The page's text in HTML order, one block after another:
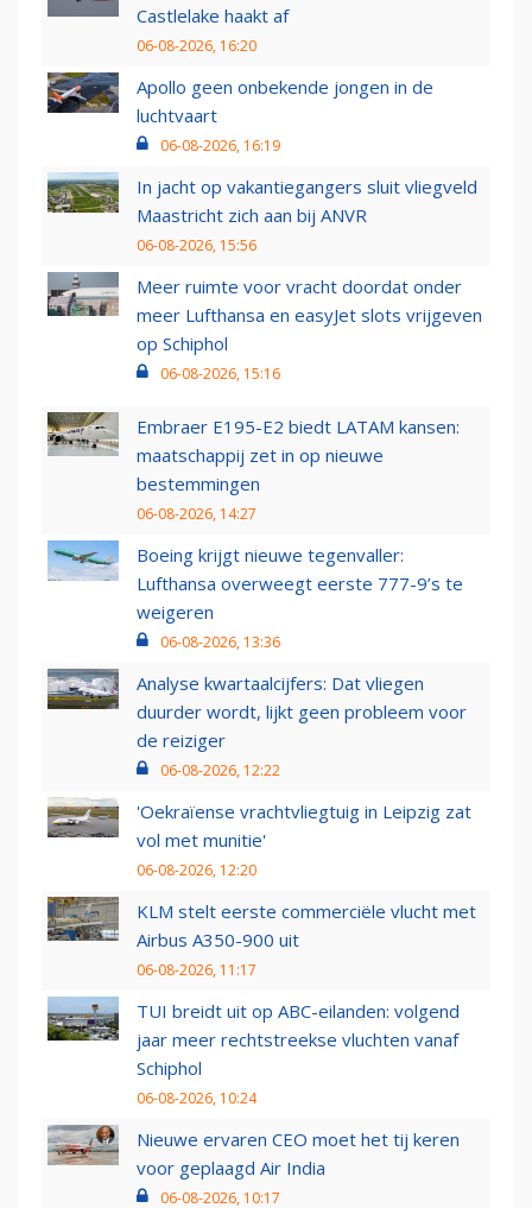
Castlelake haakt af
06-08-2026, 16:20
Apollo geen onbekende jongen in de
luchtvaart
06-08-2026, 16:19
In jacht op vakantiegangers sluit vliegveld
Maastricht zich aan bij ANVR
06-08-2026, 15:56
Meer ruimte voor vracht doordat onder
meer Lufthansa en easyJet slots vrijgeven
op Schiphol
06-08-2026, 15:16
Embraer E195-E2 biedt LATAM kansen:
maatschappij zet in op nieuwe
bestemmingen
06-08-2026, 14:27
Boeing krijgt nieuwe tegenvaller:
Lufthansa overweegt eerste 777-9’s te
weigeren
06-08-2026, 13:36
Analyse kwartaalcijfers: Dat vliegen
duurder wordt, lijkt geen probleem voor
de reiziger
06-08-2026, 12:22
'Oekraïense vrachtvliegtuig in Leipzig zat
vol met munitie'
06-08-2026, 12:20
KLM stelt eerste commerciële vlucht met
Airbus A350-900 uit
06-08-2026, 11:17
TUI breidt uit op ABC-eilanden: volgend
jaar meer rechtstreekse vluchten vanaf
Schiphol
06-08-2026, 10:24
Nieuwe ervaren CEO moet het tij keren
voor geplaagd Air India
06-08-2026, 10:17